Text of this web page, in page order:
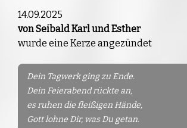
14.09.2025
von Seibald Karl und Esther
wurde eine Kerze angezündet
Dein Tagwerk ging zu Ende.
Dein Feierabend rückte an,
es ruhen die fleißigen Hände,
Gott lohne Dir, was Du getan.